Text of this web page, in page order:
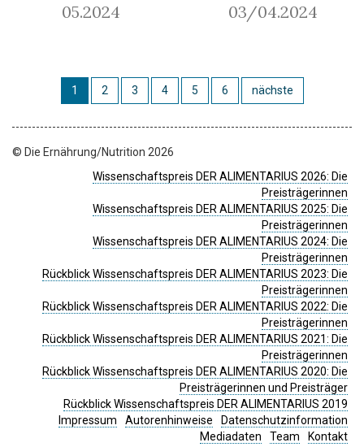
05.2024 03/04.2024
1 2 3 4 5 6 nächste
© Die Ernährung/Nutrition 2026
Wissenschaftspreis DER ALIMENTARIUS 2026: Die
Preisträgerinnen
Wissenschaftspreis DER ALIMENTARIUS 2025: Die
Preisträgerinnen
Wissenschaftspreis DER ALIMENTARIUS 2024: Die
Preisträgerinnen
Rückblick Wissenschaftspreis DER ALIMENTARIUS 2023: Die
Preisträgerinnen
Rückblick Wissenschaftspreis DER ALIMENTARIUS 2022: Die
Preisträgerinnen
Rückblick Wissenschaftspreis DER ALIMENTARIUS 2021: Die
Preisträgerinnen
Rückblick Wissenschaftspreis DER ALIMENTARIUS 2020: Die
Preisträgerinnen und Preisträger
Rückblick Wissenschaftspreis DER ALIMENTARIUS 2019
Impressum
Autorenhinweise
Datenschutzinformation
Mediadaten
Team Kontakt